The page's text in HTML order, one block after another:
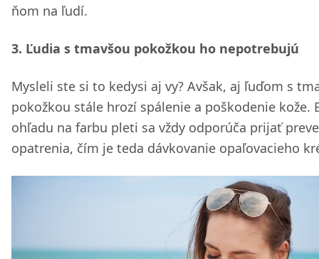
ňom na ľudí.
3. Ľudia s tmavšou pokožkou ho nepotrebujú
Mysleli ste si to kedysi aj vy? Avšak, aj ľuďom s
pokožkou stále hrozí spálenie a poškodenie kože.
ohľadu na farbu pleti sa vždy odporúča prijať
opatrenia, čím je teda dávkovanie opaľovacieho